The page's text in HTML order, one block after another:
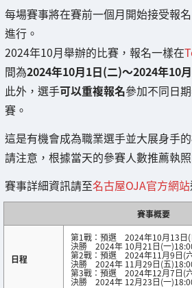
每場賽事將在賽前一個月開始接受報
進行。
2024年10月舉辦的比賽，報名一樣在
間為2024年10月1日(二)～2024年10
此外，選手可以重複報名參加不同日
賽。
這是有機會成為職業選手並大展身手
請注意，根據當天的參賽人數推薦執
賽事詳細資訊請至名古屋OJA官方網站
賽事概要
日程
第1戰：預選 2024年10月13日(
決勝 2024年 10月21日(一
第2戰：預選 2024年11月9日(
決勝 2024年 11月29日(五
第3戰：預選 2024年12月7日(
決勝 2024年 12月23日(一